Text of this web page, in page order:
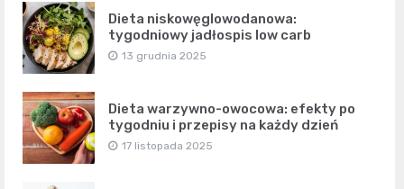
Dieta niskowęglowodanowa:
tygodniowy jadłospis low carb
13 grudnia 2025
Dieta warzywno-owocowa: efekty po
tygodniu i przepisy na każdy dzień
17 listopada 2025